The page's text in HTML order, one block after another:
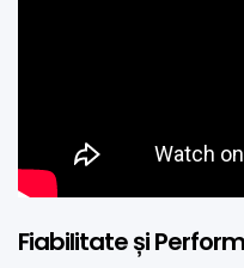
Fiabilitate și